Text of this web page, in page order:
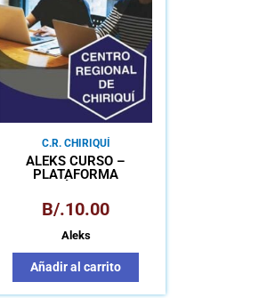
C.R. CHIRIQUÍ
ALEKS CURSO –
PLATAFORMA
APRENDIZAJE AUTÓNOMO
B/.10.00
Aleks
Añadir al carrito